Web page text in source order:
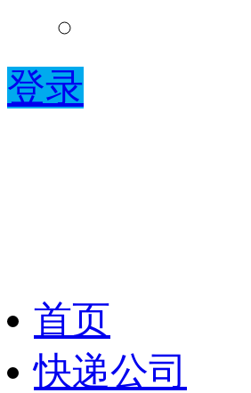
登录
首页
快递公司